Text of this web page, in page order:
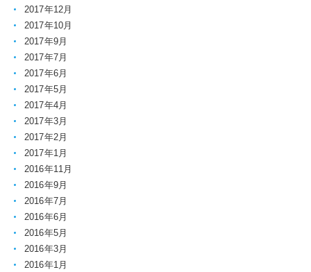
2017年12月
2017年10月
2017年9月
2017年7月
2017年6月
2017年5月
2017年4月
2017年3月
2017年2月
2017年1月
2016年11月
2016年9月
2016年7月
2016年6月
2016年5月
2016年3月
2016年1月